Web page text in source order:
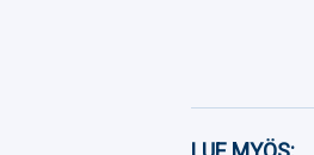
Facebook